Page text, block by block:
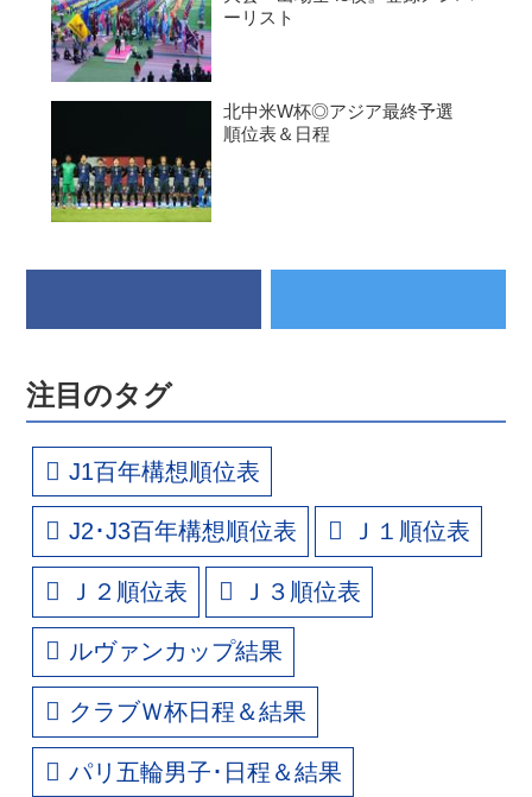
ーリスト
北中米W杯◎アジア最終予選
順位表＆日程
注目のタグ
J1百年構想順位表
J2･J3百年構想順位表 Ｊ１順位表
Ｊ２順位表 Ｊ３順位表
ルヴァンカップ結果
クラブＷ杯日程＆結果
パリ五輪男子･日程＆結果